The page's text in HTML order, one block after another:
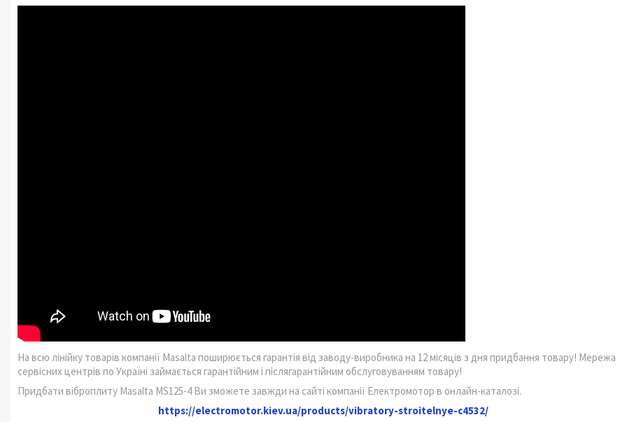
На всю лінійку товарів компанії Masalta поширюється гарантія від заводу-виробника на 12 місяців з дня придбання товару! Мережа
сервісних центрів по Україні займається гарантійним і післягарантійним обслуговуванням товару!
Придбати віброплиту Masalta MS125-4 Ви зможете завжди на сайті компанії Електромотор в онлайн-каталозі.
https://electromotor.kiev.ua/products/vibratory-stroitelnye-c4532/